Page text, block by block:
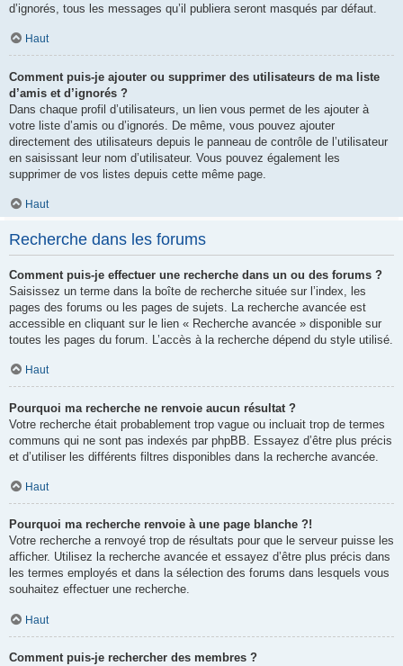
d’ignorés, tous les messages qu’il publiera seront masqués par défaut.
Haut
Comment puis-je ajouter ou supprimer des utilisateurs de ma liste
d’amis et d’ignorés ?
Dans chaque profil d’utilisateurs, un lien vous permet de les ajouter à
votre liste d’amis ou d’ignorés. De même, vous pouvez ajouter
directement des utilisateurs depuis le panneau de contrôle de l’utilisateur
en saisissant leur nom d’utilisateur. Vous pouvez également les
supprimer de vos listes depuis cette même page.
Haut
Recherche dans les forums
Comment puis-je effectuer une recherche dans un ou des forums ?
Saisissez un terme dans la boîte de recherche située sur l’index, les
pages des forums ou les pages de sujets. La recherche avancée est
accessible en cliquant sur le lien « Recherche avancée » disponible sur
toutes les pages du forum. L’accès à la recherche dépend du style utilisé.
Haut
Pourquoi ma recherche ne renvoie aucun résultat ?
Votre recherche était probablement trop vague ou incluait trop de termes
communs qui ne sont pas indexés par phpBB. Essayez d’être plus précis
et d’utiliser les différents filtres disponibles dans la recherche avancée.
Haut
Pourquoi ma recherche renvoie à une page blanche ?!
Votre recherche a renvoyé trop de résultats pour que le serveur puisse les
afficher. Utilisez la recherche avancée et essayez d’être plus précis dans
les termes employés et dans la sélection des forums dans lesquels vous
souhaitez effectuer une recherche.
Haut
Comment puis-je rechercher des membres ?